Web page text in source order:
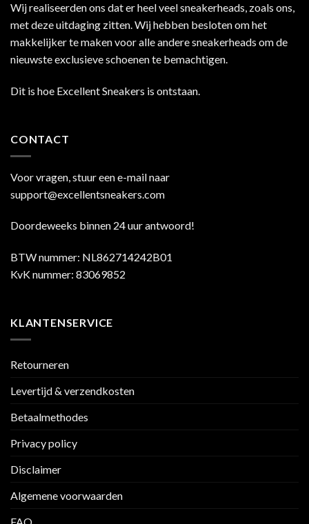
Wij realiseerden ons dat er heel veel sneakerheads, zoals ons,
met deze uitdaging zitten. Wij hebben besloten om het
makkelijker te maken voor alle andere sneakerheads om de
nieuwste exclusieve schoenen te bemachtigen.
Dit is hoe Excellent Sneakers is ontstaan.
CONTACT
Voor vragen, stuur een e-mail naar
support@excellentsneakers.com
Doordeweeks binnen 24 uur antwoord!
BTW nummer: NL862714242B01
KvK nummer: 83069852
KLANTENSERVICE
Retourneren
Levertijd & verzendkosten
Betaalmethodes
Privacy policy
Disclaimer
Algemene voorwaarden
FAQ